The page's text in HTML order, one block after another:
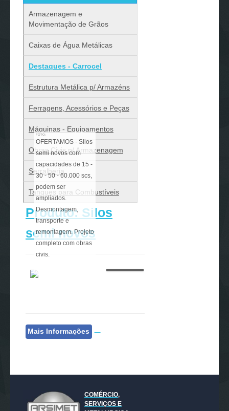
Armazenagem e
Movimentação de Grãos
Caixas de Água Metálicas
Destaques - Carrocel
Estrutura Metálica p/ Armazéns
Ferragens, Acessórios e Peças
Máquinas - Equipamentos
Obras Civis p/ Armazenagem
Serralheria
Tanques para Combustíveis
Produto: Silos
semi novos
FOTO:
OFERTAMOS - Silos
semi novos com
capacidades de 15 -
30 - 50 - 60.000 scs,
podem ser
ampliados.
Desmontagem,
transporte e
remontagem. Projeto
completo com obras
civis.
Mais Informações
COMÉRCIO,
SERVIÇOS E